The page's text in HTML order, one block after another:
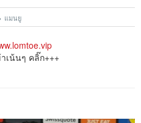
แมนยู
เน้นๆ คลิ๊ก+++